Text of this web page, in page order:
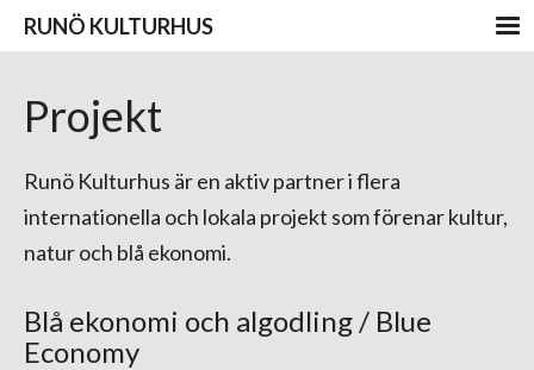
RUNÖ KULTURHUS
Projekt
Runö Kulturhus är en aktiv partner i flera
internationella och lokala projekt som förenar kultur,
natur och blå ekonomi.
Blå ekonomi och algodling / Blue
Economy